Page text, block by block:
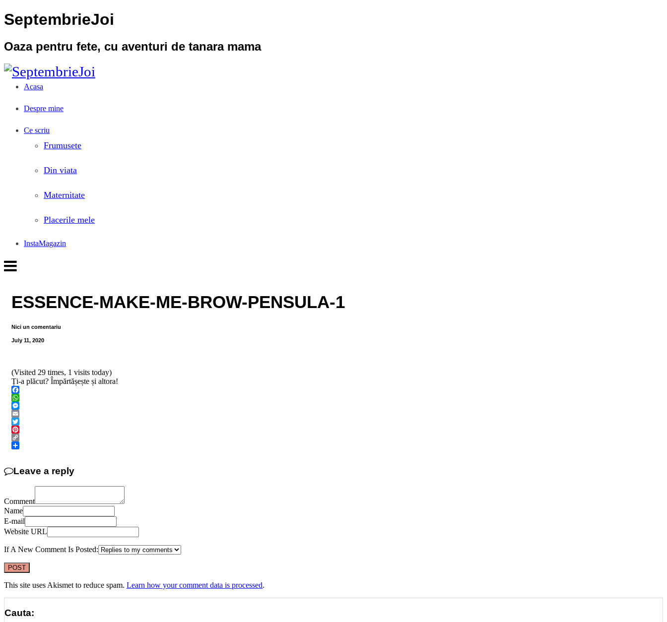
SeptembrieJoi
Oaza pentru fete, cu aventuri de tanara mama
Acasa
Despre mine
Ce scriu
Frumusete
Din viata
Maternitate
Placerile mele
InstaMagazin
ESSENCE-MAKE-ME-BROW-PENSULA-1
Nici un comentariu
July 11, 2020
(Visited 29 times, 1 visits today)
Ți-a plăcut? Împărtășește și altora!
Facebook
WhatsApp
Messenger
Email
Twitter
Pinterest
Copy
Leave a reply
Comment
Name
E-mail
Website URL
If A New Comment Is Posted:
This site uses Akismet to reduce spam. Learn how your comment data is processed.
Cauta: